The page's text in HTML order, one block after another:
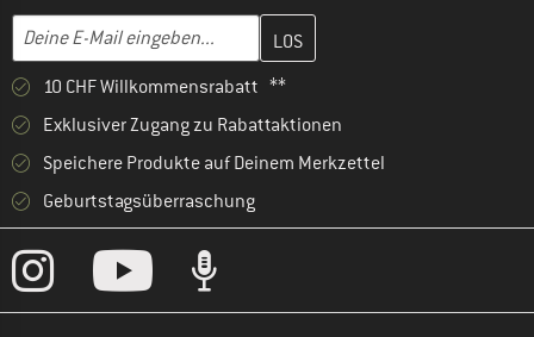
E-Mail-Adresse
Gib hier deine E-Mail-Adresse ein und erstelle im nächsten
10 CHF Willkommensrabatt **
Exklusiver Zugang zu Rabattaktionen
Speichere Produkte auf Deinem Merkzettel
Geburtstagsüberraschung